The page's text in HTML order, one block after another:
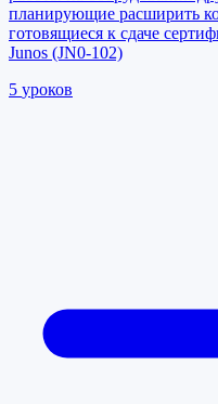
планирующие расширить
готовящиеся к сдаче
Junos (JN0-102)
5 уроков